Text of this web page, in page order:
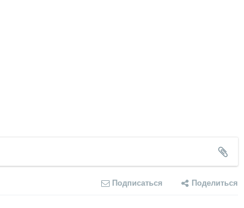
Подписаться Поделиться